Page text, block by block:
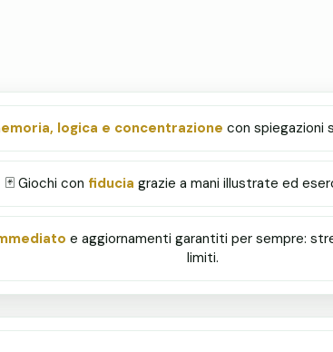
logica e concentrazione con spiegazioni
🃏 Giochi con fiducia grazie a mani illustrate ed
e aggiornamenti garantiti per sempre:
limiti.